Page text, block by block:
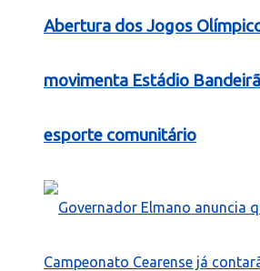
Abertura dos Jogos
movimenta Estádio
esporte comunitário